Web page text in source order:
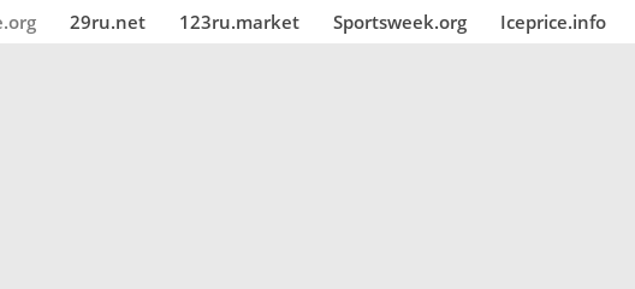
29ru.net 123ru.market Sportsweek.org Iceprice.info